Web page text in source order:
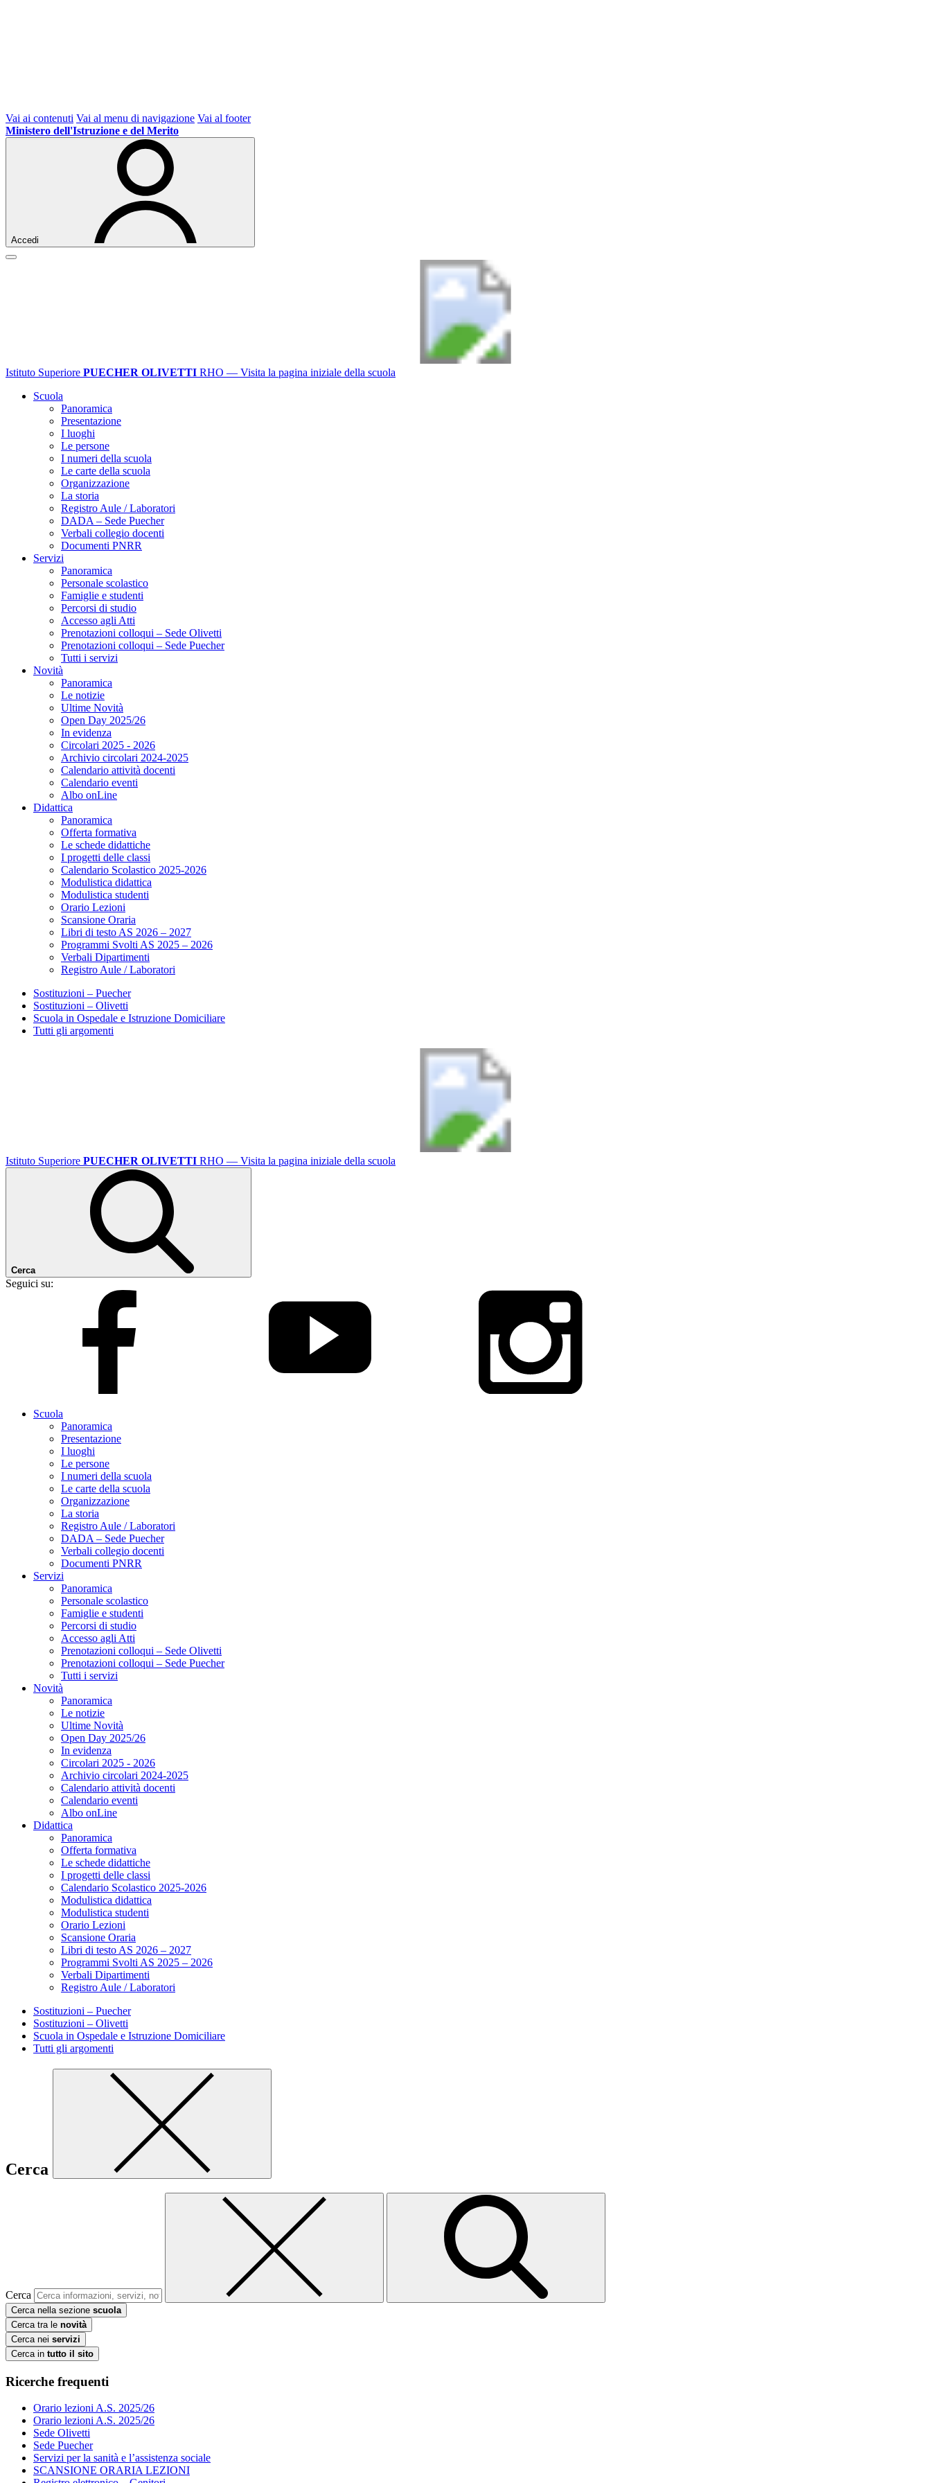
Vai ai contenuti Vai al menu di navigazione Vai al footer
Ministero dell'Istruzione e del Merito
Accedi
Istituto Superiore PUECHER OLIVETTI RHO — Visita la pagina iniziale della scuola
Scuola
Panoramica
Presentazione
I luoghi
Le persone
I numeri della scuola
Le carte della scuola
Organizzazione
La storia
Registro Aule / Laboratori
DADA – Sede Puecher
Verbali collegio docenti
Documenti PNRR
Servizi
Panoramica
Personale scolastico
Famiglie e studenti
Percorsi di studio
Accesso agli Atti
Prenotazioni colloqui – Sede Olivetti
Prenotazioni colloqui – Sede Puecher
Tutti i servizi
Novità
Panoramica
Le notizie
Ultime Novità
Open Day 2025/26
In evidenza
Circolari 2025 - 2026
Archivio circolari 2024-2025
Calendario attività docenti
Calendario eventi
Albo onLine
Didattica
Panoramica
Offerta formativa
Le schede didattiche
I progetti delle classi
Calendario Scolastico 2025-2026
Modulistica didattica
Modulistica studenti
Orario Lezioni
Scansione Oraria
Libri di testo AS 2026 – 2027
Programmi Svolti AS 2025 – 2026
Verbali Dipartimenti
Registro Aule / Laboratori
Sostituzioni – Puecher
Sostituzioni – Olivetti
Scuola in Ospedale e Istruzione Domiciliare
Tutti gli argomenti
Istituto Superiore PUECHER OLIVETTI RHO — Visita la pagina iniziale della scuola
Cerca
Seguici su:
Scuola
Panoramica
Presentazione
I luoghi
Le persone
I numeri della scuola
Le carte della scuola
Organizzazione
La storia
Registro Aule / Laboratori
DADA – Sede Puecher
Verbali collegio docenti
Documenti PNRR
Servizi
Panoramica
Personale scolastico
Famiglie e studenti
Percorsi di studio
Accesso agli Atti
Prenotazioni colloqui – Sede Olivetti
Prenotazioni colloqui – Sede Puecher
Tutti i servizi
Novità
Panoramica
Le notizie
Ultime Novità
Open Day 2025/26
In evidenza
Circolari 2025 - 2026
Archivio circolari 2024-2025
Calendario attività docenti
Calendario eventi
Albo onLine
Didattica
Panoramica
Offerta formativa
Le schede didattiche
I progetti delle classi
Calendario Scolastico 2025-2026
Modulistica didattica
Modulistica studenti
Orario Lezioni
Scansione Oraria
Libri di testo AS 2026 – 2027
Programmi Svolti AS 2025 – 2026
Verbali Dipartimenti
Registro Aule / Laboratori
Sostituzioni – Puecher
Sostituzioni – Olivetti
Scuola in Ospedale e Istruzione Domiciliare
Tutti gli argomenti
Cerca
Cerca
Cerca nella sezione scuola
Cerca tra le novità
Cerca nei servizi
Cerca in tutto il sito
Ricerche frequenti
Orario lezioni A.S. 2025/26
Orario lezioni A.S. 2025/26
Sede Olivetti
Sede Puecher
Servizi per la sanità e l’assistenza sociale
SCANSIONE ORARIA LEZIONI